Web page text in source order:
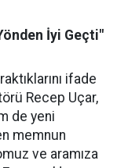
İyi Geçti"
ifade
Recep Uçar,
de yeni
memnun
ve aramıza